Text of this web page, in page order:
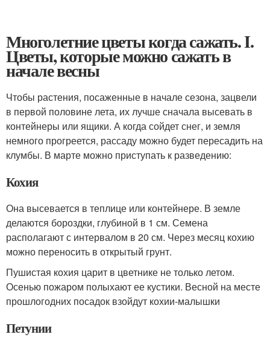
Многолетние цветы когда сажать. I.
Цветы, которые можно сажать в
начале весны
Чтобы растения, посаженные в начале сезона, зацвели
в первой половине лета, их лучше сначала высевать в
контейнеры или ящики. А когда сойдет снег, и земля
немного прогреется, рассаду можно будет пересадить на
клумбы. В марте можно приступать к разведению:
Кохия
Она высевается в теплице или контейнере. В земле
делаются бороздки, глубиной в 1 см. Семена
располагают с интервалом в 20 см. Через месяц кохию
можно переносить в открытый грунт.
Пушистая кохия царит в цветнике не только летом.
Осенью пожаром полыхают ее кустики. Весной на месте
прошлогодних посадок взойдут кохии-малышки
Петунии